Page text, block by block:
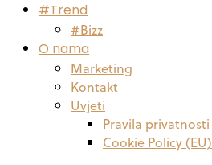
#Trend
#Bizz
O nama
Marketing
Kontakt
Uvjeti
Pravila privatnosti
Cookie Policy (EU)